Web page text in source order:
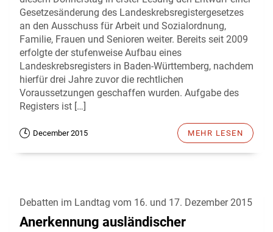
Gesetzesänderung des Landeskrebsregistergesetzes
an den Ausschuss für Arbeit und Sozialordnung,
Familie, Frauen und Senioren weiter. Bereits seit 2009
erfolgte der stufenweise Aufbau eines
Landeskrebsregisters in Baden-Württemberg, nachdem
hierfür drei Jahre zuvor die rechtlichen
Voraussetzungen geschaffen wurden. Aufgabe des
Registers ist […]
December 2015 MEHR LESEN
Debatten im Landtag vom 16. und 17. Dezember 2015
Anerkennung ausländischer